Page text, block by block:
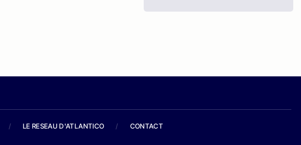
/ LE RESEAU D'ATLANTICO / CONTACT